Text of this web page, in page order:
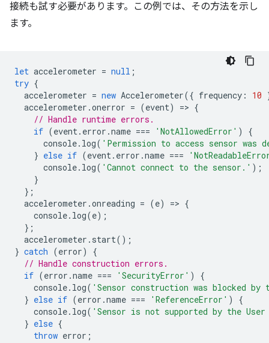
接続も試す必要があります。この例では、その方法を示し
ます。
let accelerometer = null ;
try {
accelerometer = new Accelerometer({ frequency : 10
accelerometer .onerror = (event) => {
// Handle runtime errors.
if (event. error .name === 'NotAllowedError' )
{
console. log( 'Permission to access sensor was
} else if (event. error .name ===
console. log( 'Cannot connect to the sensor.' );
}
};
accelerometer .onreading = (e) => {
console. log(e);
};
accelerometer . start();
} catch (error)
{
// Handle construction errors.
if (error .name === 'SecurityError' )
{
console. log( 'Sensor construction was blocked
} else if (error .name === 'ReferenceError' )
{
console. log( 'Sensor is not supported by the
} else {
throw error ;